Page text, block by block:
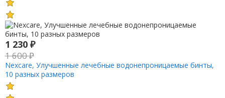
1 230 ₽
1 600₽
Nexcare, Улучшенные лечебные водонепроницаемые бинты,
10 разных размеров